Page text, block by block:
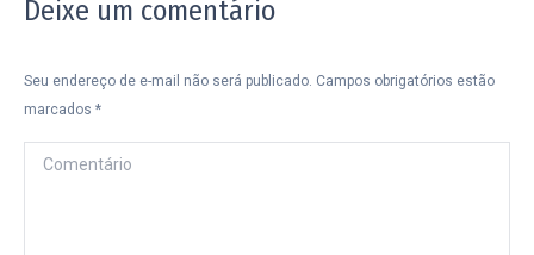
Deixe um comentário
Seu endereço de e-mail não será publicado. Campos obrigatórios estão
marcados *
Comentário